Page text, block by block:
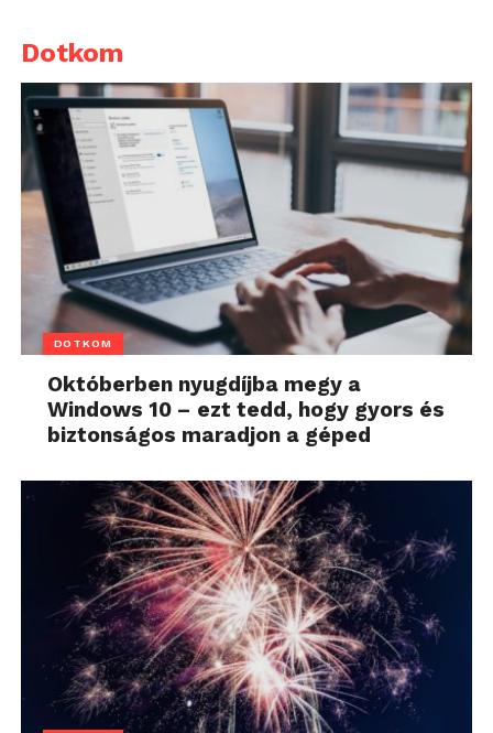
Dotkom
DOTKOM
Októberben nyugdíjba megy a
Windows 10 – ezt tedd, hogy gyors és
biztonságos maradjon a géped